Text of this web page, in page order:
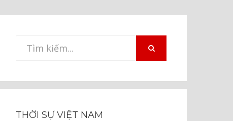
Tìm
THỜI SỰ VIỆT NAM